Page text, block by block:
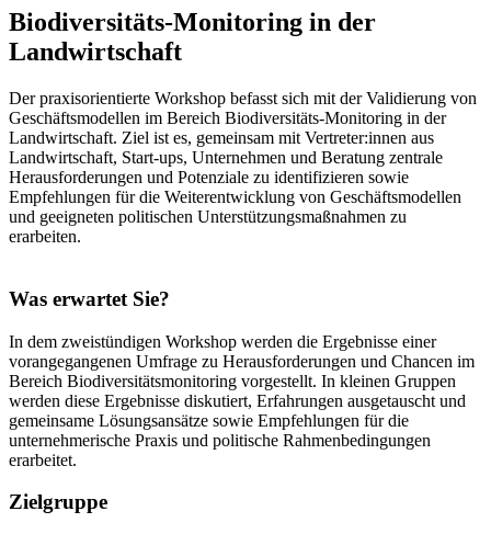
Biodiversitäts-Monitoring in der
Landwirtschaft
Der praxisorientierte Workshop befasst sich mit der Validierung von
Geschäftsmodellen im Bereich Biodiversitäts-Monitoring in der
Landwirtschaft. Ziel ist es, gemeinsam mit Vertreter:innen aus
Landwirtschaft, Start-ups, Unternehmen und Beratung zentrale
Herausforderungen und Potenziale zu identifizieren sowie
Empfehlungen für die Weiterentwicklung von Geschäftsmodellen
und geeigneten politischen Unterstützungsmaßnahmen zu
erarbeiten.
Was erwartet Sie?
In dem zweistündigen Workshop werden die Ergebnisse einer
vorangegangenen Umfrage zu Herausforderungen und Chancen im
Bereich Biodiversitätsmonitoring vorgestellt. In kleinen Gruppen
werden diese Ergebnisse diskutiert, Erfahrungen ausgetauscht und
gemeinsame Lösungsansätze sowie Empfehlungen für die
unternehmerische Praxis und politische Rahmenbedingungen
erarbeitet.
Zielgruppe